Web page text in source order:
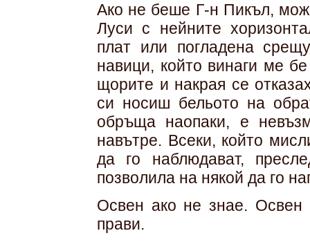
Ако не беше Г-н Пикъл,
Луси с нейните
плат или погладена
навици, който винаги ме
щорите и накрая се
си носиш бельото на
обръща наопаки, е
навътре. Всеки, който
да го наблюдават,
позволила на някой да го
Освен ако не знае. Освен
прави.